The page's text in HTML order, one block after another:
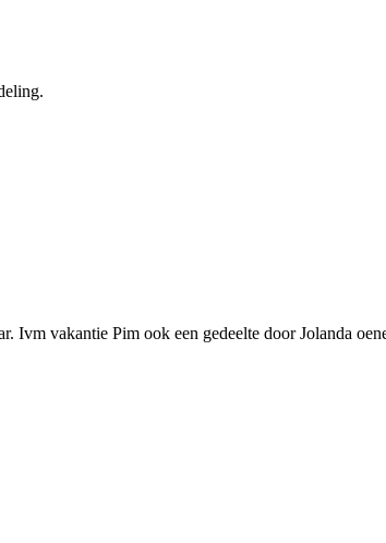
vakantie Pim ook een gedeelte door Jolanda